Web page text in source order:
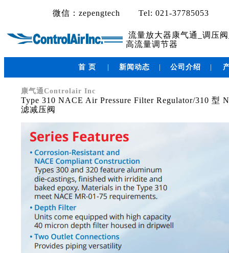
微信：zepengtech Tel: 021-37785053
流量放大器康气通_调压
高流量调节器
首 页 新闻动态 公司介绍
康气通Controlair Inc
Type 310 NACE Air Pressure Filter Regulator/310 型
滤减压阀